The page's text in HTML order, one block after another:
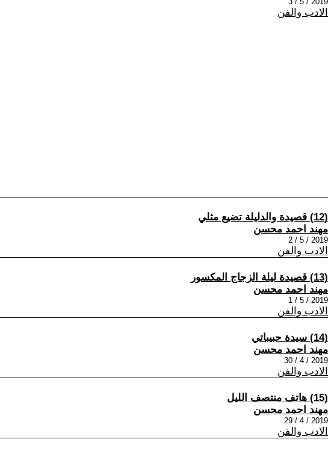
الادب والفن
(12) قصيدة والدليلة تضيع مثلي
مهند احمد محسن
2019 / 5 / 2
الادب والفن
(13) قصيدة ليلة الزجاج المكسور
مهند احمد محسن
2019 / 5 / 1
الادب والفن
(14) سيدة حبيباتي
مهند احمد محسن
2019 / 4 / 30
الادب والفن
(15) هاتف منتصف الليل
مهند احمد محسن
2019 / 4 / 29
الادب والفن